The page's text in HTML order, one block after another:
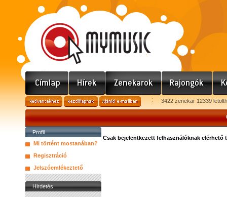
3422 zenekar 12339
Profil
Mi történt mostanában?
Regisztráció
Jelszóemlékeztető
Hirdetés
Csak bejelentkezett felhasználóknak elérhető